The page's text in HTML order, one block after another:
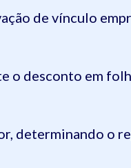
de vínculo
o desconto em
determinando o